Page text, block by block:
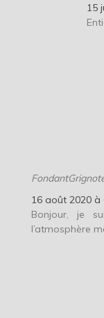
15
16 août 2020 à
Bonjour, je
l’atmosphère